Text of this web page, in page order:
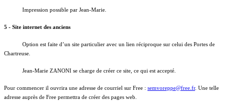
Impression possible par Jean-Marie.
5 - Site internet des anciens
Option est faite d’un site particulier avec un lien réciproque sur celui des Portes de
Chartreuse.
Jean-Marie ZANONI se charge de créer ce site, ce qui est accepté.
Pour commencer il ouvrira une adresse de courriel sur Free : semvoreppe@free.fr. Une telle
adresse auprès de Free permettra de créer des pages web.